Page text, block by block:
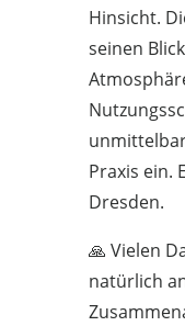
Hinsicht.
seinen
Praxis ein.
Dresden.
🙏 Vielen
natürlich